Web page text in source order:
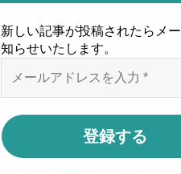
新しい記事が投稿されたらメ
知らせいたします。